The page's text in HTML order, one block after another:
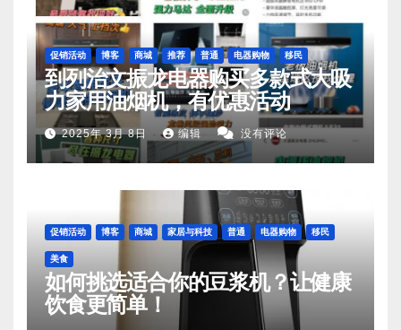
促销活动 博客 商城 推荐 普通 电器购物 移民
到列治文振龙电器购买多款式大吸
力家用油烟机，有优惠活动
2025年 3月 8日 编辑 没有评论
促销活动 博客 商城 家居与科技 普通 电器购物 移民
美食
如何挑选适合你的豆浆机？让健康
饮食更简单！